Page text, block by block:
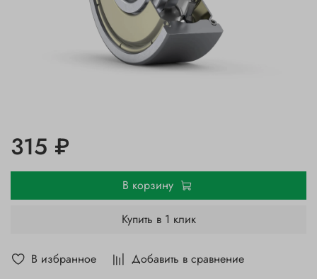
В избранное Добавить в сравнение
315 ₽
В корзину
Купить в 1 клик